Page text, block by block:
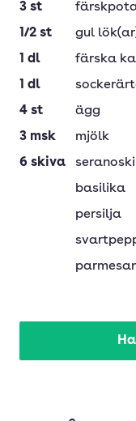
3 st
1/2 st gul
1 dl färska
1 dl
4 st
ägg
3 msk
mjölk
6 skiva
basilika
persilja